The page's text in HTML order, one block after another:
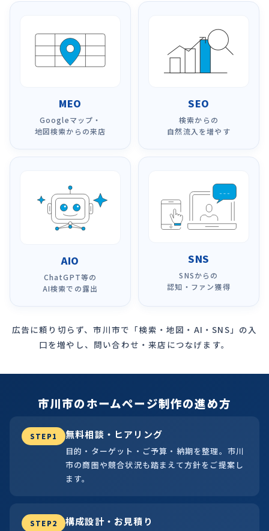
MEO
Googleマップ・
地図検索からの来店
SEO
検索からの
自然流入を増やす
AIO
ChatGPT等の
AI検索での露出
SNS
SNSからの
認知・ファン獲得
広告に頼り切らず、市川市で「検索・地図・AI・SNS」の入
口を増やし、問い合わせ・来店につなげます。
市川市のホームページ制作の進め方
STEP1 無料相談・ヒアリング
目的・ターゲット・ご予算・納期を整理。市川
市の商圏や競合状況も踏まえて方針をご提案し
ます。
STEP2 構成設計・お見積り